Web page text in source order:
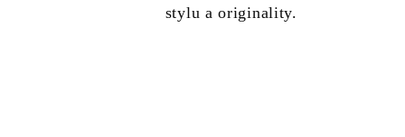
stylu a originality.